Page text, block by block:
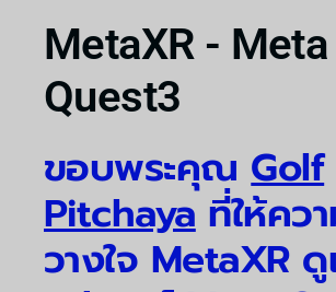
MetaXR - Meta
Quest3
ขอบพระคุณGolf
Pitchayaที่ให้ควา
วางใจ MetaXR